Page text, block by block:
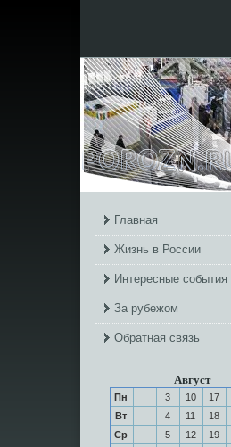
Главная
Жизнь в России
Интересные события
За рубежом
Обратная связь
Август
Пн 3 10 17
Вт
4 11 18
Ср
5 12 19